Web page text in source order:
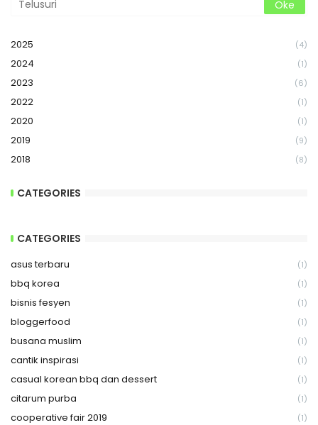
2025 (4)
2024 (1)
2023 (6)
2022 (1)
2020 (1)
2019 (9)
2018 (8)
CATEGORIES
CATEGORIES
asus terbaru (1)
bbq korea (1)
bisnis fesyen (1)
bloggerfood (1)
busana muslim (1)
cantik inspirasi (1)
casual korean bbq dan dessert (1)
citarum purba (1)
cooperative fair 2019 (1)